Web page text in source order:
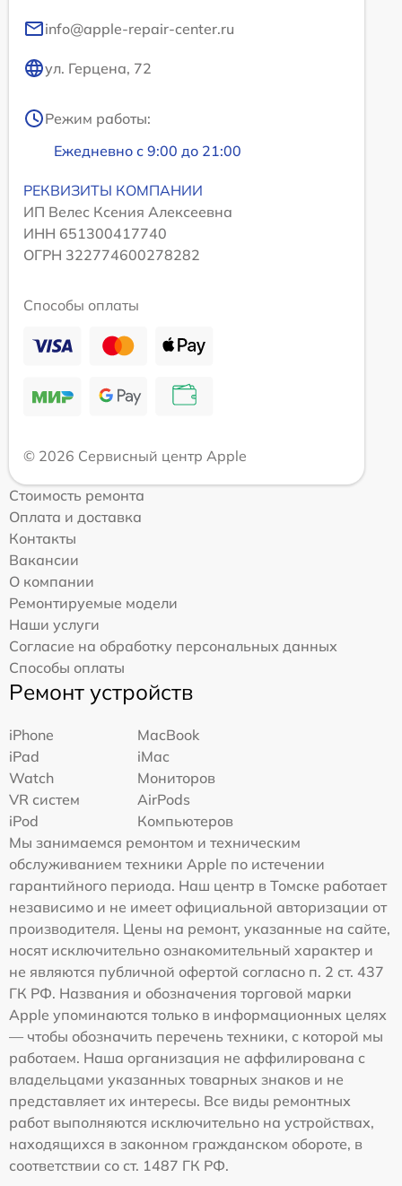
info@apple-repair-center.ru
ул. Герцена, 72
Режим работы:
Ежедневно с 9:00 до 21:00
РЕКВИЗИТЫ КОМПАНИИ
ИП Велес Ксения Алексеевна
ИНН 651300417740
ОГРН 322774600278282
Способы оплаты
© 2026 Сервисный центр Apple
Стоимость ремонта
Оплата и доставка
Контакты
Вакансии
О компании
Ремонтируемые модели
Наши услуги
Согласие на обработку персональных данных
Способы оплаты
Ремонт устройств
iPhone
MacBook
iPad
iMac
Watch
Мониторов
VR систем
AirPods
iPod
Компьютеров
Мы занимаемся ремонтом и техническим
обслуживанием техники Apple по истечении
гарантийного периода. Наш центр в Томске работает
независимо и не имеет официальной авторизации от
производителя. Цены на ремонт, указанные на сайте,
носят исключительно ознакомительный характер и
не являются публичной офертой согласно п. 2 ст. 437
ГК РФ. Названия и обозначения торговой марки
Apple упоминаются только в информационных целях
— чтобы обозначить перечень техники, с которой мы
работаем. Наша организация не аффилирована с
владельцами указанных товарных знаков и не
представляет их интересы. Все виды ремонтных
работ выполняются исключительно на устройствах,
находящихся в законном гражданском обороте, в
соответствии со ст. 1487 ГК РФ.